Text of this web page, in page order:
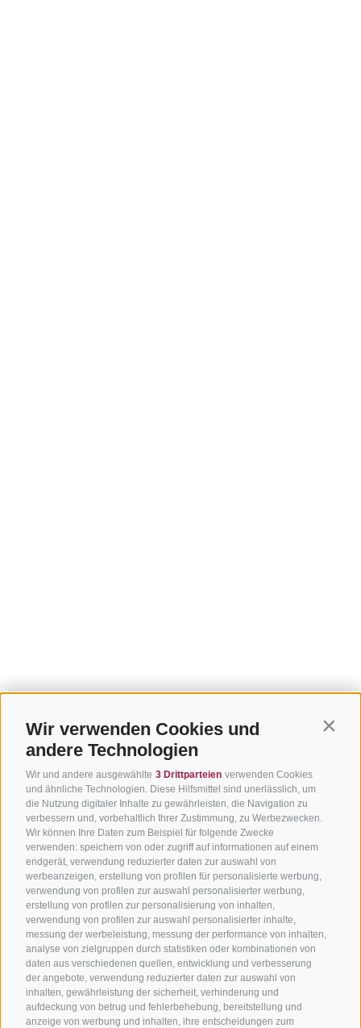
Wir verwenden Cookies und
andere Technologien
Wir und andere ausgewählte 3 Drittparteien verwenden Cookies
und ähnliche Technologien. Diese Hilfsmittel sind unerlässlich, um
die Nutzung digitaler Inhalte zu gewährleisten, die Navigation zu
verbessern und, vorbehaltlich Ihrer Zustimmung, zu Werbezwecken.
Wir können Ihre Daten zum Beispiel für folgende Zwecke
verwenden: speichern von oder zugriff auf informationen auf einem
endgerät, verwendung reduzierter daten zur auswahl von
werbeanzeigen, erstellung von profilen für personalisierte werbung,
verwendung von profilen zur auswahl personalisierter werbung,
erstellung von profilen zur personalisierung von inhalten,
verwendung von profilen zur auswahl personalisierter inhalte,
messung der werbeleistung, messung der performance von inhalten,
analyse von zielgruppen durch statistiken oder kombinationen von
daten aus verschiedenen quellen, entwicklung und verbesserung
der angebote, verwendung reduzierter daten zur auswahl von
inhalten, gewährleistung der sicherheit, verhinderung und
aufdeckung von betrug und fehlerbehebung, bereitstellung und
anzeige von werbung und inhalten, ihre entscheidungen zum